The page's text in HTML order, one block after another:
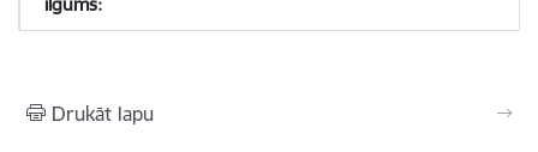
Drukāt lapu